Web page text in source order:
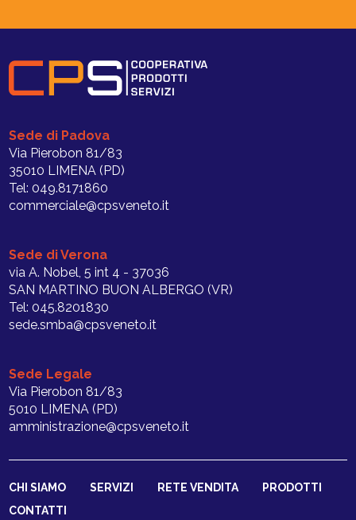
Sede di Padova
Via Pierobon 81/83
35010 LIMENA (PD)
Tel: 049.8171860
commerciale@cpsveneto.it
Sede di Verona
via A. Nobel, 5 int 4 - 37036
SAN MARTINO BUON ALBERGO (VR)
Tel: 045.8201830
sede.smba@cpsveneto.it
Sede Legale
Via Pierobon 81/83
5010 LIMENA (PD)
amministrazione@cpsveneto.it
CHI SIAMO SERVIZI RETE VENDITA
PRODOTTI
CONTATTI